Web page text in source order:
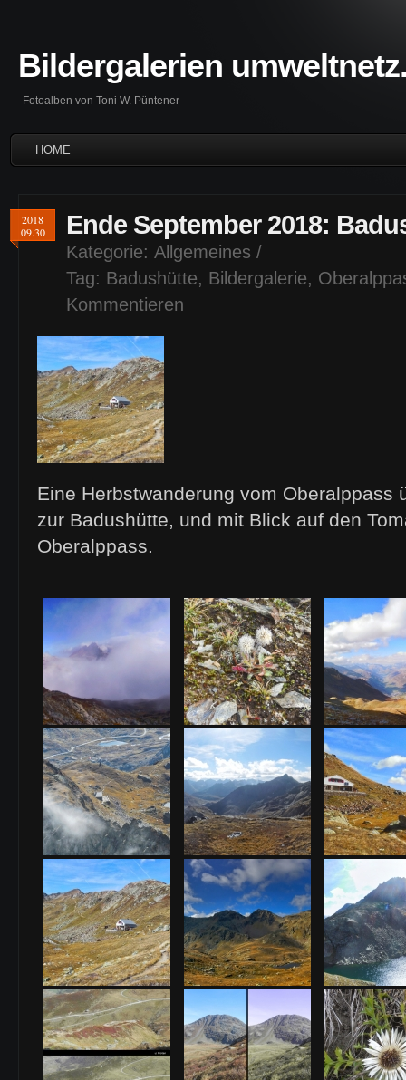
Bildergalerien
Fotoalben von Toni W. Püntener
HOME
2018
09.30
Ende September 2018:
Kategorie: Allgemeines /
Tag: Badushütte, Bildergalerie,
Kommentieren
Eine Herbstwanderung vom Oberalppass
zur Badushütte, und mit Blick auf den
Oberalppass.